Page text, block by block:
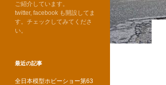
ご紹介しています。
twitter, facebook も開設してま
す。チェックしてみてくださ
い。
最近の記事
全日本模型ホビーショー第63